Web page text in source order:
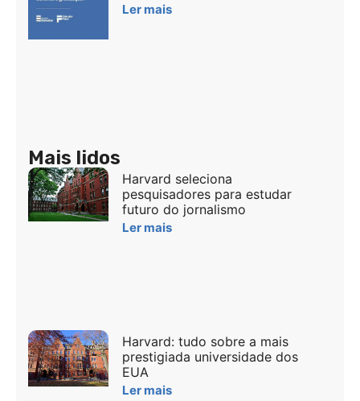
Ler mais
Mais lidos
Harvard seleciona
pesquisadores para estudar
futuro do jornalismo
Ler mais
Harvard: tudo sobre a mais
prestigiada universidade dos
EUA
Ler mais